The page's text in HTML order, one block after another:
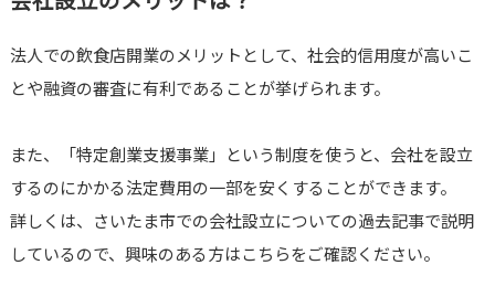
法人での飲食店開業のメリットとして、社会的信用度が高いこ
とや融資の審査に有利であることが挙げられます。
また、「特定創業支援事業」という制度を使うと、会社を設立
するのにかかる法定費用の一部を安くすることができます。
詳しくは、さいたま市での会社設立についての過去記事で説明
しているので、興味のある方はこちらをご確認ください。